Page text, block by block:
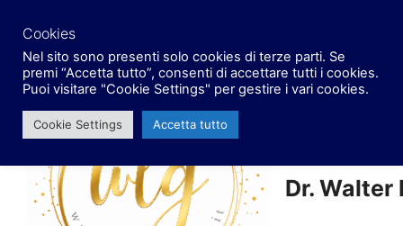
contenuto
Dr. Walter
Cookies
Nel sito sono presenti solo cookies di terze parti. Se
premi “Accetta tutto”, consenti di accettare tutti i cookies.
Puoi visitare "Cookie Settings" per gestire i vari cookies.
Cookie Settings Accetta tutto